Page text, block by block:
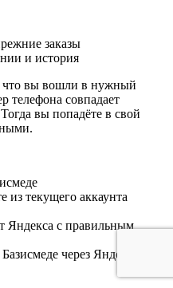
заказы
и история
что вы вошли в нужный
телефона совпадает
вы попадёте в свой
из текущего аккаунта
Яндекса с правильным
через Яндекс ID